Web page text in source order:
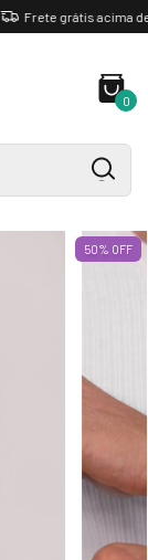
Frete grátis acima de
0
50% OFF